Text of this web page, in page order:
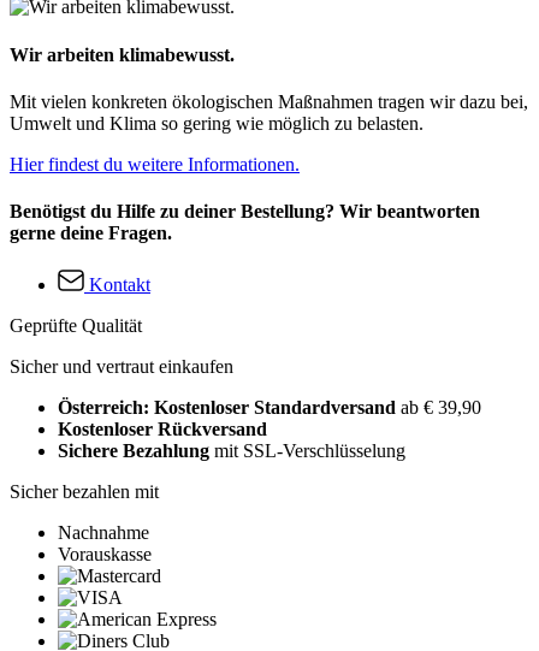
Wir arbeiten klimabewusst.
Mit vielen konkreten ökologischen Maßnahmen tragen wir dazu bei,
Umwelt und Klima so gering wie möglich zu belasten.
Hier findest du weitere Informationen.
Benötigst du Hilfe zu deiner Bestellung? Wir beantworten
gerne deine Fragen.
Kontakt
Geprüfte Qualität
Sicher und vertraut einkaufen
Österreich: Kostenloser Standardversand ab € 39,90
Kostenloser Rückversand
Sichere Bezahlung mit SSL-Verschlüsselung
Sicher bezahlen mit
Nachnahme
Vorauskasse